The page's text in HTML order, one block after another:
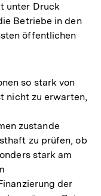
unter Druck
Betriebe in den
öffentlichen
so stark von
nicht zu erwarten,
zustande
zu prüfen, ob
stark am
der